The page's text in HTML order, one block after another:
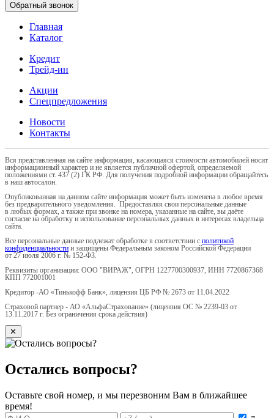
Обратный звонок
Главная
Каталог
Кредит
Трейд-ин
Акции
Спецпредложения
Новости
Контакты
Вся представленная на сайте информация, касающаяся стоимости автомобилей носит
информационный характер и не является публичной офертой, определяемой
положениями ст. 437 (2) ГК РФ. Для получения подробной информации обращайтесь
в наш автосалон.
Опубликованная на данном сайте информация может быть изменена в любое время
без предварительного уведомления. Предоставляя свои персональные данные
в любых формах, а также при звонке на номера, указанные на сайте, вы даёте
согласие на обработку и использование персональных данных в интересах владельца
сайта.
Все персональные данные подлежат обработке в соответствии с политикой
конфиденциальности и защищены Федеральным законом Российской Федерации
от 27 июля 2006 г. № 152-ФЗ.
Реквизиты организации: ООО "ВИРАЖ", ОГРН 1227700300937, ИНН 7720867368
КПП 772001001
Кредитор -АО «Тинькофф Банк», лицензия ЦБ РФ № 2673 от 11.04.2022
Страховой партнер - АО «АльфаСтрахование» (лицензия ОС № 2239-03 от
13.11.2017 г. Без ограничения срока действия)
✕
Остались вопросы?
Оставьте свой номер, и мы перезвоним Вам в ближайшее
время!